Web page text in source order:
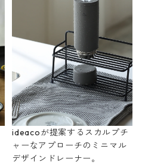
ideacoが提案するスカルプチ
ャーなアプローチのミニマル
デザインドレーナー。